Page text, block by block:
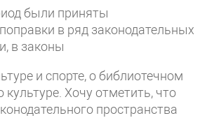
были приняты
в ряд законодательных
в законы
и спорте, о библиотечном
культуре. Хочу отметить, что
пространства